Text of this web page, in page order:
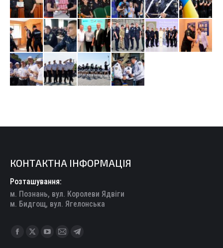
КОНТАКТНА ІНФОРМАЦІЯ
Розташування:
м. Познань, вул. Королеви Ядвіги
м. Бидгощ, вул. Ягелонська
Find us on:
Facebook
X
YouTube
Mail
Telegram